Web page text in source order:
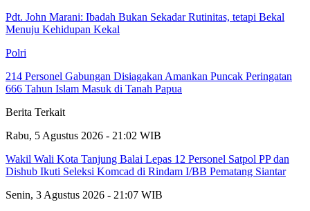
Pdt. John Marani: Ibadah Bukan Sekadar Rutinitas, tetapi Bekal
Menuju Kehidupan Kekal
Polri
214 Personel Gabungan Disiagakan Amankan Puncak Peringatan
666 Tahun Islam Masuk di Tanah Papua
Berita Terkait
Rabu, 5 Agustus 2026 - 21:02 WIB
Wakil Wali Kota Tanjung Balai Lepas 12 Personel Satpol PP dan
Dishub Ikuti Seleksi Komcad di Rindam I/BB Pematang Siantar
Senin, 3 Agustus 2026 - 21:07 WIB